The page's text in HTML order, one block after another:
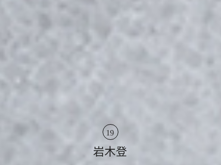
19
岩木登